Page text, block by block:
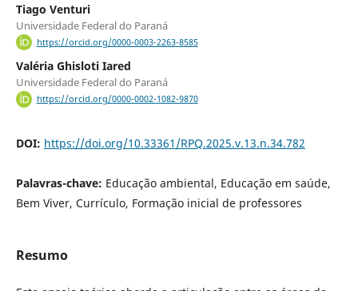
Tiago Venturi
Universidade Federal do Paraná
https://orcid.org/0000-0003-2263-8585
Valéria Ghisloti Iared
Universidade Federal do Paraná
https://orcid.org/0000-0002-1082-9870
DOI: https://doi.org/10.33361/RPQ.2025.v.13.n.34.782
Palavras-chave: Educação ambiental, Educação em saúde,
Bem Viver, Currículo, Formação inicial de professores
Resumo